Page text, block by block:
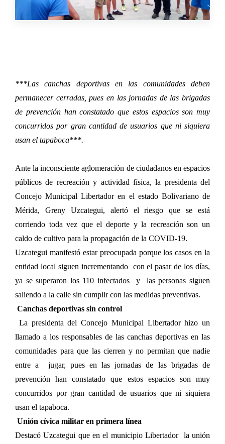
***Las canchas deportivas en las comunidades deben
permanecer cerradas, pues en las jornadas de las brigadas
de prevención han constatado que estos espacios son muy
concurridos por gran cantidad de usuarios que ni siquiera
usan el tapaboca***.
Ante la inconsciente aglomeración de ciudadanos en espacios
públicos de recreación y actividad física, la presidenta del
Concejo Municipal Libertador en el estado Bolivariano de
Mérida, Greny Uzcategui, alertó el riesgo que se está
corriendo toda vez que el deporte y la recreación son un
caldo de cultivo para la propagación de la COVID-19.
Uzcategui manifestó estar preocupada porque los casos en la
entidad local siguen incrementando
con el pasar de los días,
ya se superaron los 110 infectados
y
las personas siguen
saliendo a la calle sin cumplir con las medidas preventivas.
Canchas deportivas sin control
La presidenta del Concejo Municipal Libertador hizo un
llamado a los responsables de las canchas deportivas en las
comunidades para que las cierren y no permitan que nadie
entre a
jugar, pues en las jornadas de las brigadas de
prevención han constatado que estos espacios son muy
concurridos por gran cantidad de usuarios que ni siquiera
usan el tapaboca.
Unión cívica militar en primera línea
Destacó Uzcategui que en el municipio Libertador
la unión